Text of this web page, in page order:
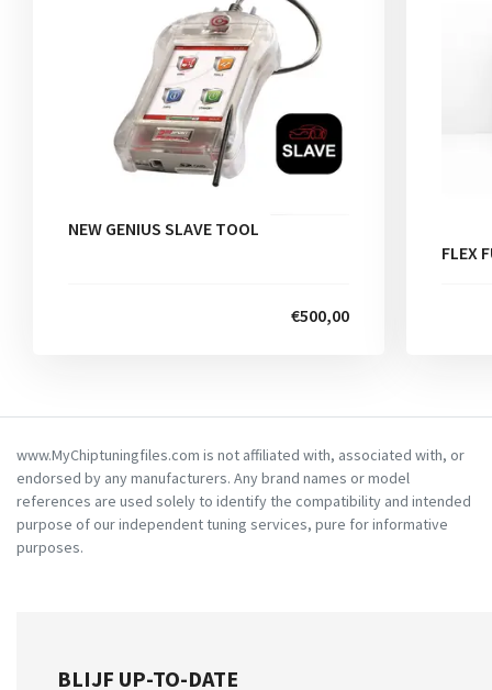
NEW GENIUS SLAVE TOOL
€500,00
FLEX
www.MyChiptuningfiles.com is not affiliated with, associated with, or
endorsed by any manufacturers. Any brand names or model
references are used solely to identify the compatibility and intended
purpose of our independent tuning services, pure for informative
purposes.
BLIJF UP-TO-DATE